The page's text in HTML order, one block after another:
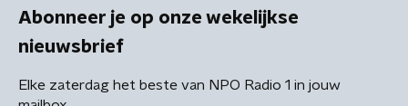
Abonneer je op onze wekelijkse
nieuwsbrief
Elke zaterdag het beste van NPO Radio 1 in jouw